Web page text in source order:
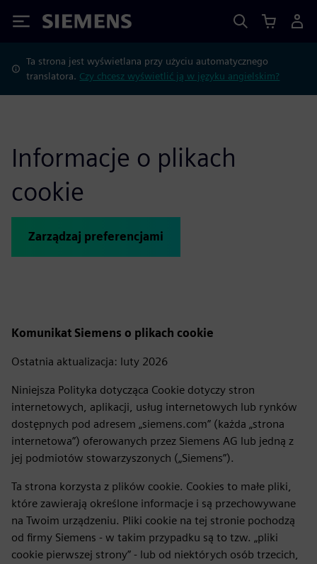
Siemens
Ta strona jest wyświetlana przy użyciu automatycznego
translatora. Czy chcesz wyświetlić ją w języku angielskim?
Informacje o plikach
cookie
Zarządzaj preferencjami
Komunikat Siemens o plikach cookie
Ostatnia aktualizacja: luty 2026
Niniejsza Polityka dotycząca Cookie dotyczy stron
internetowych, aplikacji, usług internetowych lub rynków
dostępnych pod adresem „siemens.com” (każda „strona
internetowa”) oferowanych przez Siemens AG lub jedną z
jej podmiotów stowarzyszonych („Siemens”).
Ta strona korzysta z plików cookie. Cookies to małe pliki,
które zawierają określone informacje i są przechowywane
na Twoim urządzeniu. Pliki cookie na tej stronie pochodzą
od firmy Siemens - w takim przypadku są to tzw. „pliki
cookie pierwszej strony” - lub od niektórych osób trzecich,